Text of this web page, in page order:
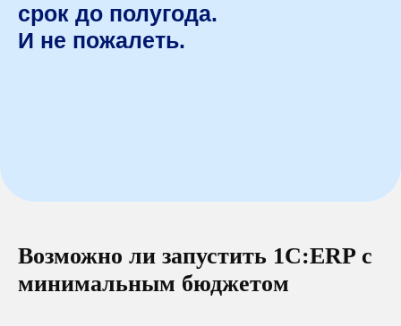
срок до полугода.
И не пожалеть.
Возможно ли запустить 1С:ERP с
минимальным бюджетом